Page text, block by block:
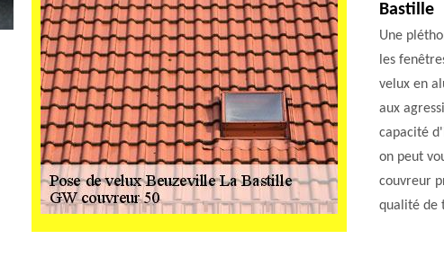
Bastille
Une
les
velux en
aux
capacité
on peut
couvreur
qualité de